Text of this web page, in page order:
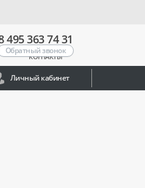
КОНТАКТЫ
495 363 74 31
Обратный звонок
Личный кабинет